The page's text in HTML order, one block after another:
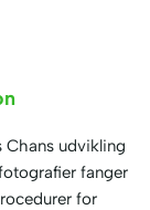
Chans udvikling
fanger
for